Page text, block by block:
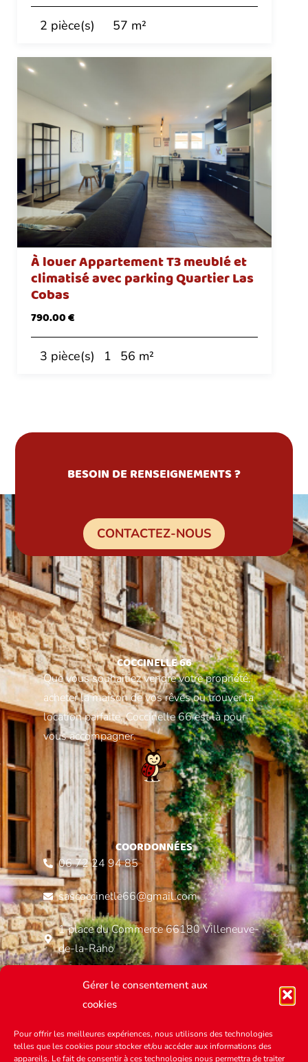
Gérer le consentement aux
cookies
Pour offrir les meilleures expériences, nous utilisons des technologies
telles que les cookies pour stocker et/ou accéder aux informations des
appareils. Le fait de consentir à ces technologies nous permettra de traiter
2 pièce(s) 57 m²
À louer Appartement T3 meublé et
climatisé avec parking Quartier Las
Cobas
790.00 €
3 pièce(s) 1 56 m²
BESOIN DE RENSEIGNEMENTS ?
CONTACTEZ-NOUS
COCCINELLE 66
Que vous souhaitiez vendre votre propriété,
acheter la maison de vos rêves ou trouver la
location parfaite, Coccinelle 66 est là pour
vous accompagner.
COORDONNÉES
06 72 24 94 85
sascoccinelle66@gmail.com
1 place du Commerce 66180 Villeneuve-
de-la-Raho
Annonces immobilières